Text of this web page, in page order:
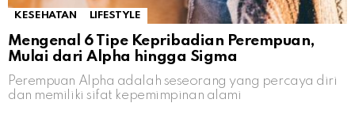
KESEHATAN LIFESTYLE
Mengenal 6 Tipe Kepribadian Perempuan,
Mulai dari Alpha hingga Sigma
Perempuan Alpha adalah seseorang yang percaya diri
dan memiliki sifat kepemimpinan alami